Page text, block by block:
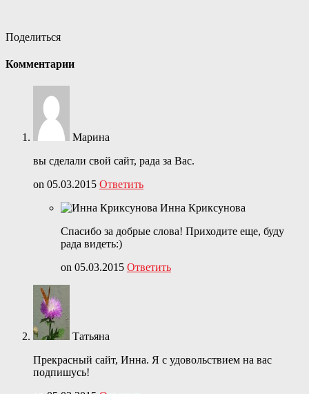
Поделиться
Комментарии
Марина
вы сделали свой сайт, рада за Вас.
on 05.03.2015 Ответить
Инна Криксунова
Спасибо за добрые слова! Приходите еще, буду
рада видеть:)
on 05.03.2015 Ответить
Татьяна
Прекрасный сайт, Инна. Я с удовольствием на вас
подпишусь!